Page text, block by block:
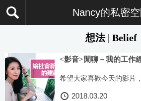
Nancy的私密空
想法 | Belief
<影音>閒聊－我的工作
希望大家喜歡今天的影片
2018.03.20